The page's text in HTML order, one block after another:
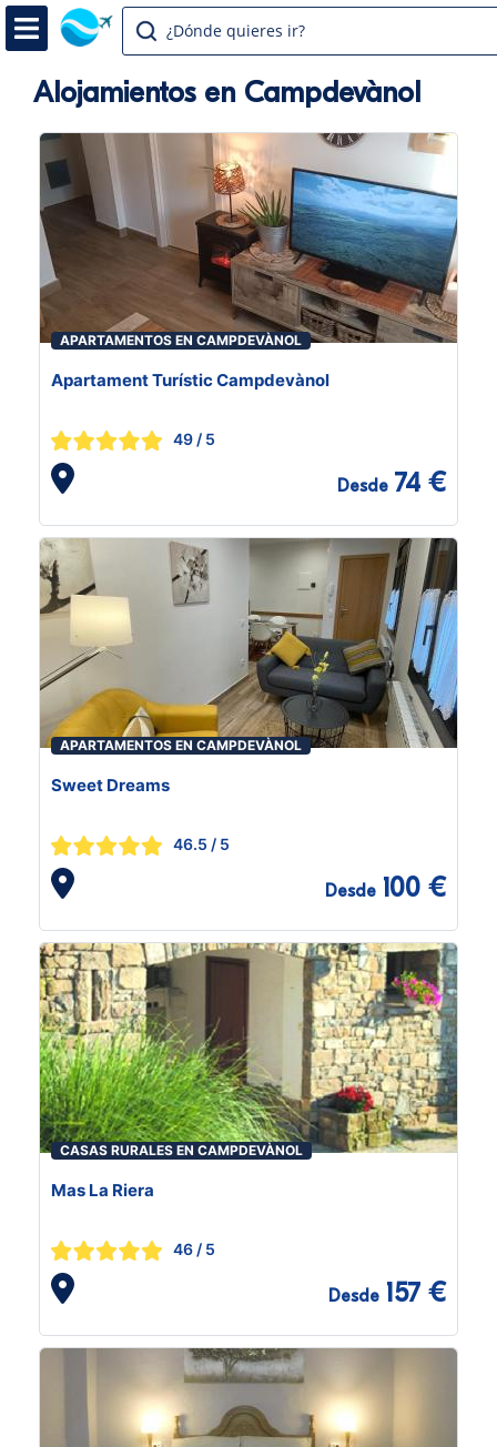
¿Dónde quieres ir?
Alojamientos en Campdevànol
APARTAMENTOS EN CAMPDEVÀNOL
Apartament Turístic Campdevànol
49 / 5
Desde 74 €
APARTAMENTOS EN CAMPDEVÀNOL
Sweet Dreams
46.5 / 5
Desde 100 €
CASAS RURALES EN CAMPDEVÀNOL
Mas La Riera
46 / 5
Desde 157 €